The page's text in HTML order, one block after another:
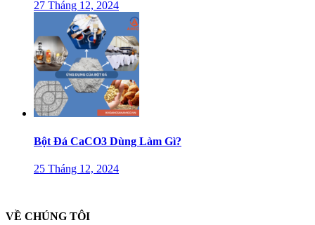
27 Tháng 12, 2024
Bột Đá CaCO3 Dùng Làm Gì?
25 Tháng 12, 2024
VỀ CHÚNG TÔI